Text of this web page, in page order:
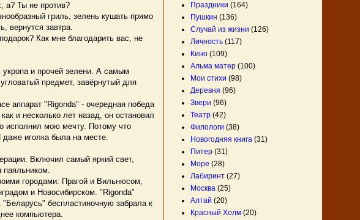
а? Ты не против?
гриль, зелень кушать прямо
вернутся завтра.
Как мне благодарить вас, не
и прочей зелени. А самым
предмет, завёрнутый для
аппарат "Rigonda" - очередная победа
и несколько лет назад, он остановил
исполнил мою мечту. Потому что
иголка была на месте.
Включил самый яркий свет,
паяльником.
городами: Прагой и Вильнюсом,
и Новосибирском. "Rigonda"
беспластиночную забрала к
компьютера.
Праздники (164)
Пушкин (136)
Случай из жизни (126)
Личность (117)
Кино (109)
Альма матер (100)
Мои стихи (98)
Деревня (96)
Звери (96)
Театр (42)
Филологи (38)
Новогодняя книга (31)
Питер (31)
Море (28)
Лабиринт (27)
Москва (25)
Алтай (20)
Красный Холм (20)